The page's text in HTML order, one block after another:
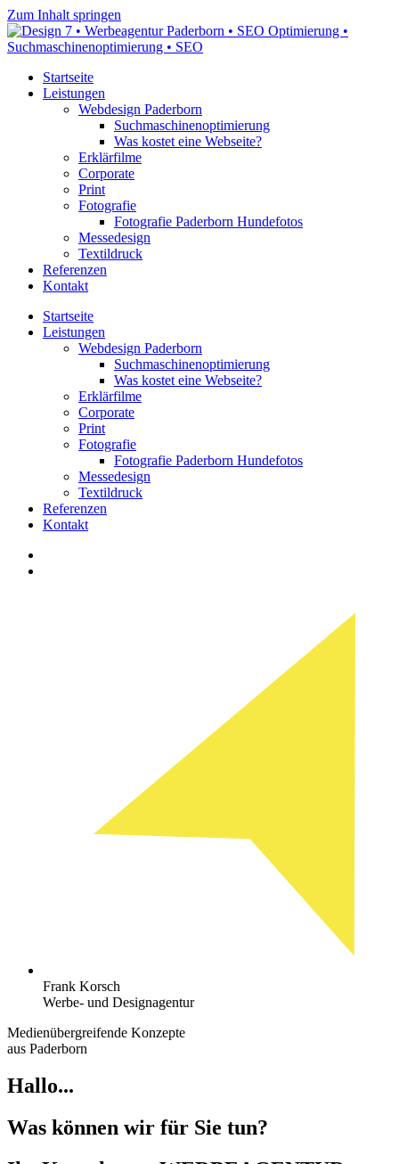
Zum Inhalt springen
Startseite
Leistungen
Webdesign Paderborn
Suchmaschinenoptimierung
Was kostet eine Webseite?
Erklärfilme
Corporate
Print
Fotografie
Fotografie Paderborn Hundefotos
Messedesign
Textildruck
Referenzen
Kontakt
Startseite
Leistungen
Webdesign Paderborn
Suchmaschinenoptimierung
Was kostet eine Webseite?
Erklärfilme
Corporate
Print
Fotografie
Fotografie Paderborn Hundefotos
Messedesign
Textildruck
Referenzen
Kontakt
Frank Korsch
Werbe- und Designagentur
Medienübergreifende Konzepte
aus Paderborn
Hallo...
Was können wir für Sie tun?